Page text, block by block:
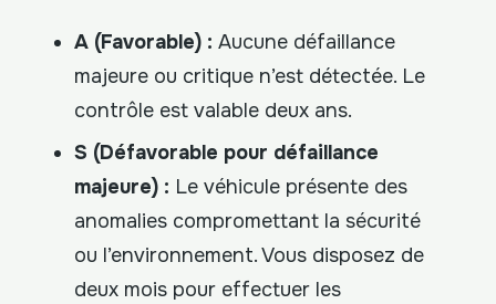
A (Favorable) : Aucune défaillance
majeure ou critique n’est détectée. Le
contrôle est valable deux ans.
S (Défavorable pour défaillance
majeure) : Le véhicule présente des
anomalies compromettant la sécurité
ou l’environnement. Vous disposez de
deux mois pour effectuer les